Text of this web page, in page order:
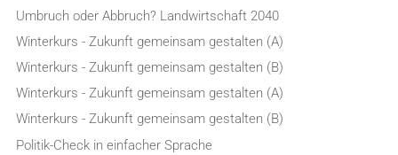
Umbruch oder Abbruch? Landwirtschaft 2040
Winterkurs - Zukunft gemeinsam gestalten (A)
Winterkurs - Zukunft gemeinsam gestalten (B)
Winterkurs - Zukunft gemeinsam gestalten (A)
Winterkurs - Zukunft gemeinsam gestalten (B)
Politik-Check in einfacher Sprache